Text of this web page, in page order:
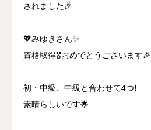
されました🎉
💖みゆきさん✨
資格取得🎖️おめでとうございます🎉
初・中級、中級と合わせて4つ❗
素晴らしいです🌟